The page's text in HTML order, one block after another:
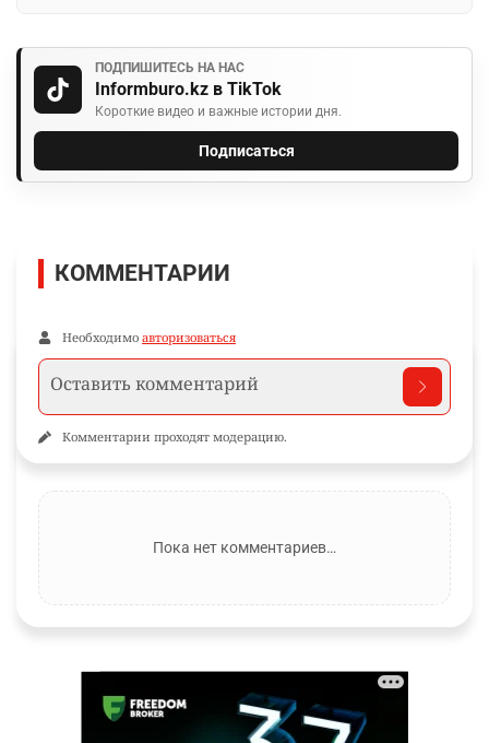
ПОДПИШИТЕСЬ НА НАС
Informburo.kz в TikTok
Короткие видео и важные истории дня.
Подписаться
КОММЕНТАРИИ
Необходимо авторизоваться
Комментарии проходят модерацию.
Пока нет комментариев…